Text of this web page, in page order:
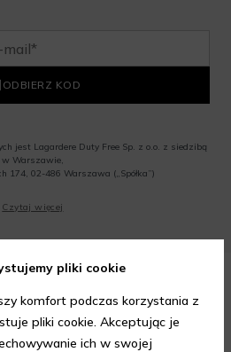
ODBIERZ KOD
jest Lagardere Duty Free Sp. z o.o. z siedzibą
w Warszawie,
174, 02-486 Warszawa („Spółka”)
tym newslettera, informacji o promocjach i
może zostać wycofana w dowolnym momencie.
W celu skorzystania z rabatu, należy
Czytaj więcej
zakupy z
benefitami
pliki cookie
komfort podczas korzystania z
pliki cookie. Akceptując je
ich w swojej